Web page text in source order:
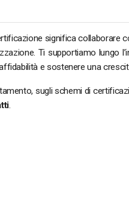
significa collaborare
Ti supportiamo lungo
e sostenere una
sugli schemi di
.